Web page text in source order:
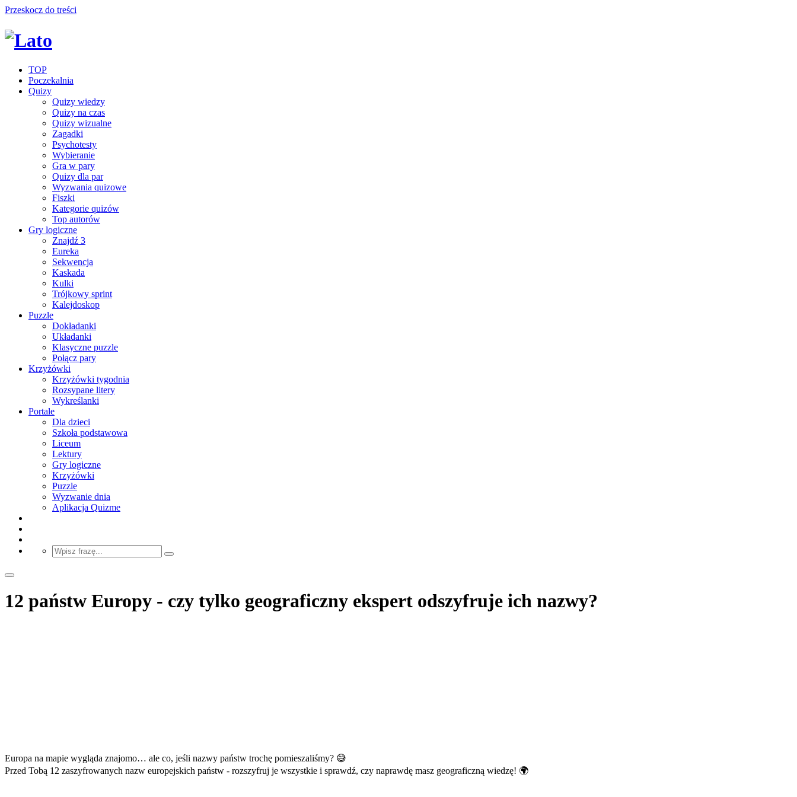
Przeskocz do treści
TOP
Poczekalnia
Quizy
Quizy wiedzy
Quizy na czas
Quizy wizualne
Zagadki
Psychotesty
Wybieranie
Gra w pary
Quizy dla par
Wyzwania quizowe
Fiszki
Kategorie quizów
Top autorów
Gry logiczne
Znajdź 3
Eureka
Sekwencja
Kaskada
Kulki
Trójkowy sprint
Kalejdoskop
Puzzle
Dokładanki
Układanki
Klasyczne puzzle
Połącz pary
Krzyżówki
Krzyżówki tygodnia
Rozsypane litery
Wykreślanki
Portale
Dla dzieci
Szkoła podstawowa
Liceum
Lektury
Gry logiczne
Krzyżówki
Puzzle
Wyzwanie dnia
Aplikacja Quizme
12 państw Europy - czy tylko geograficzny ekspert odszyfruje ich nazwy?
Europa na mapie wygląda znajomo… ale co, jeśli nazwy państw trochę pomieszaliśmy? 😅
Przed Tobą 12 zaszyfrowanych nazw europejskich państw - rozszyfruj je wszystkie i sprawdź, czy naprawdę masz geograficzną wiedzę! 🌍